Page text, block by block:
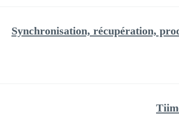
Synchronisation, récupération,